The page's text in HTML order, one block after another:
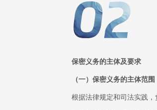
保密义务的主体及要求
（一）保密义务的主体范围
根据法律规定和司法实践